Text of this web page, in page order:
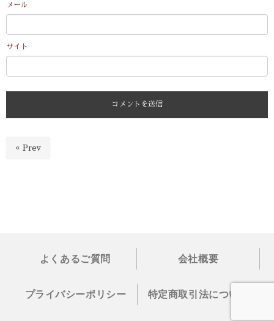
メール
サイト
« Prev
よくあるご質問 会社概要
プライバシーポリシー 特定商取引法について